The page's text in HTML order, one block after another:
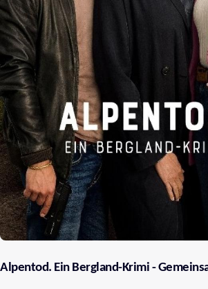
Alpentod. Ein Bergland-Krimi -